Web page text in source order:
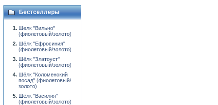
Бестселлеры
Шелк "Вильно"
(фиолетовый/золото)
Шёлк "Ефросиния"
(фиолетовый/золото)
Шёлк "Златоуст"
(фиолетовый/золото)
Шёлк "Коломенский
посад" (фиолетовый/
золото)
Шёлк "Василия"
(фиолетовый/золото)